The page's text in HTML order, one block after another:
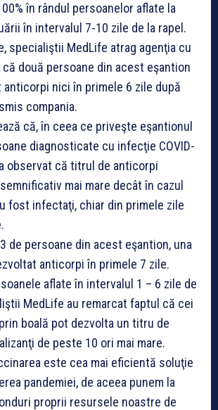
în rândul persoanelor aflate la
în intervalul 7-10 zile de la rapel.
specialiştii MedLife atrag agenţia cu
două persoane din acest eşantion
anticorpi nici în primele 6 zile după
compania.
că, în ceea ce priveşte eşantionul
diagnosticate cu infecţie COVID-
observat că titrul de anticorpi
mai mare decât în cazul
fost infectaţi, chiar din primele zile
de persoane din acest eşantion, una
anticorpi în primele 7 zile.
aflate în intervalul 1 – 6 zile de
MedLife au remarcat faptul că cei
boală pot dezvolta un titru de
de peste 10 ori mai mare.
este cea mai eficientă soluţie
pandemiei, de aceea punem la
proprii resursele noastre de